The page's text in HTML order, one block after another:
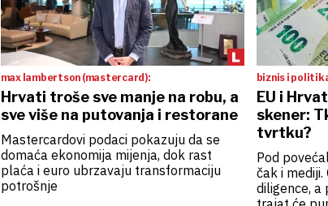
max lambertson (mastercard):
Hrvati troše sve manje na robu, a
sve više na putovanja i restorane
Mastercardovi podaci pokazuju da se
domaća ekonomija mijenja, dok rast
plaća i euro ubrzavaju transformaciju
potrošnje
biznis i
EU i
skener:
tvrtku?
Pod
čak i
diligence,